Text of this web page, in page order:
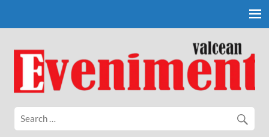
Eveniment Valcean